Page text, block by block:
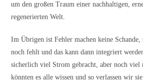
um den großen Traum einer nachhaltigen,
regenerierten Welt.
Im Übrigen ist Fehler machen keine Schande,
noch fehlt und das kann dann integriert
sicherlich viel Strom gebracht, aber noch viel
könnten es alle wissen und so verlassen wir